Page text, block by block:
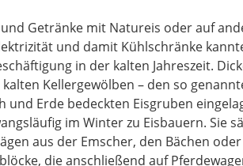
Getränke mit Natureis oder auf
und damit Kühlschränke
in der kalten Jahreszeit.
Kellergewölben – den so
Erde bedeckten Eisgruben
im Winter zu Eisbauern. Sie
aus der Emscher, den Bächen
die anschließend auf